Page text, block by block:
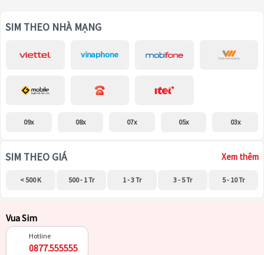
SIM THEO NHÀ MẠNG
09x 08x 07x 05x 03x
SIM THEO GIÁ Xem thêm
< 500 K 500 - 1 Tr 1 - 3 Tr 3 - 5 Tr 5 - 10 Tr
Vua Sim
Hotline
0877.555555